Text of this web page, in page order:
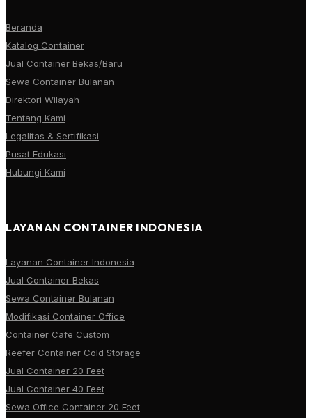
Beranda
Katalog Container
Jual Container Bekas/Baru
Sewa Container Bulanan
Direktori Wilayah
Tentang Kami
Legalitas & Sertifikasi
Pusat Edukasi
Hubungi Kami
LAYANAN CONTAINER INDONESIA
Layanan Container Indonesia
Jual Container Bekas
Sewa Container Bulanan
Modifikasi Container Office
Container Cafe Custom
Reefer Container Cold Storage
Jual Container 20 Feet
Jual Container 40 Feet
Sewa Office Container 20 Feet